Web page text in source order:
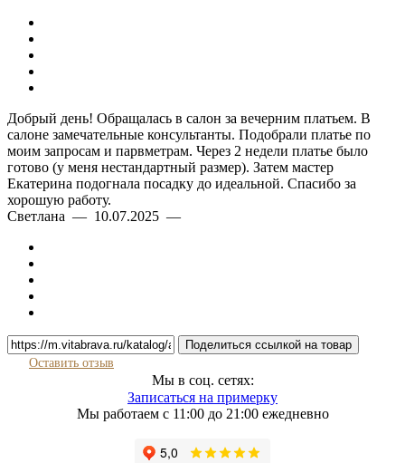
Добрый день! Обращалась в салон за вечерним платьем. В
салоне замечательные консультанты. Подобрали платье по
моим запросам и парвметрам. Через 2 недели платье было
готово (у меня нестандартный размер). Затем мастер
Екатерина подогнала посадку до идеальной. Спасибо за
хорошую работу.
Светлана — 10.07.2025 —
Поделиться ссылкой на товар
Оставить отзыв
Мы в соц. сетях:
Записаться на примерку
Мы работаем с 11:00 до 21:00 ежедневно